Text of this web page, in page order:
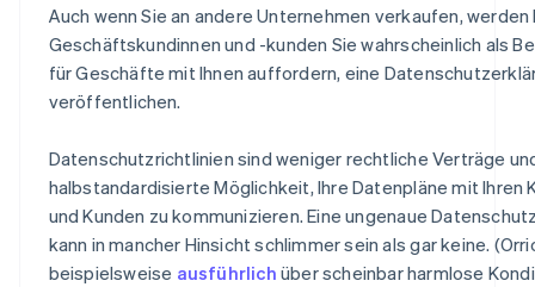
Auch wenn Sie an andere Unternehmen verkaufen, werden
Geschäftskundinnen und -kunden Sie wahrscheinlich als
für Geschäfte mit Ihnen auffordern, eine
veröffentlichen.
Datenschutzrichtlinien sind weniger rechtliche Verträge
halbstandardisierte Möglichkeit, Ihre Datenpläne mit Ihren
und Kunden zu kommunizieren. Eine ungenaue
kann in mancher Hinsicht schlimmer sein als gar keine.
beispielsweise ausführlich über scheinbar harmlose